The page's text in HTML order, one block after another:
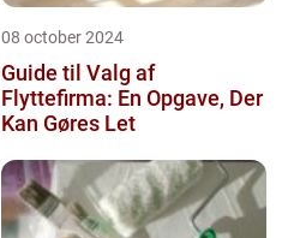
08 october 2024
Guide til Valg af
Flyttefirma: En Opgave, Der
Kan Gøres Let